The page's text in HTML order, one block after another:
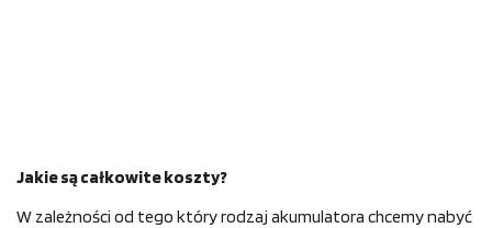
Jakie są całkowite koszty?
W zależności od tego który rodzaj akumulatora chcemy nabyć